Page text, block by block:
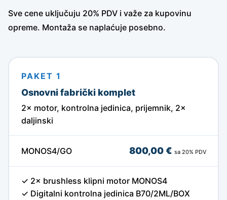
Sve cene uključuju 20% PDV i važe za kupovinu
opreme. Montaža se naplaćuje posebno.
PAKET 1
Osnovni fabrički komplet
2× motor, kontrolna jedinica, prijemnik, 2×
daljinski
MONOS4/GO 800,00 € sa 20% PDV
✓ 2× brushless klipni motor MONOS4
✓ Digitalni kontrolna jedinica B70/2ML/BOX